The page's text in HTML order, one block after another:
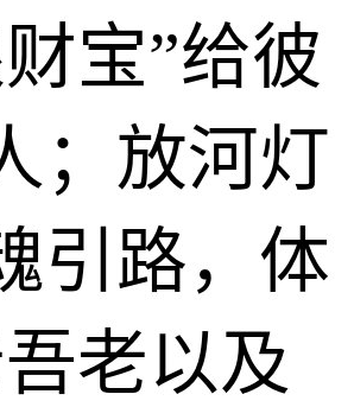
宝”给彼
；放河灯
引路，体
老以及